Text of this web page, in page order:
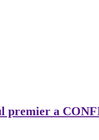
premier a